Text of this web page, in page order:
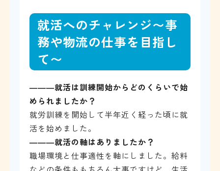
就活へのチャレンジ〜事
務や物流の仕事を目指し
て〜
―――就活は訓練開始からどのくらいで始
められましたか？
就労訓練を開始して半年近く経った頃に就
活を始めました。
―――就活の軸はありましたか？
職場環境と仕事適性を軸にしました。給料